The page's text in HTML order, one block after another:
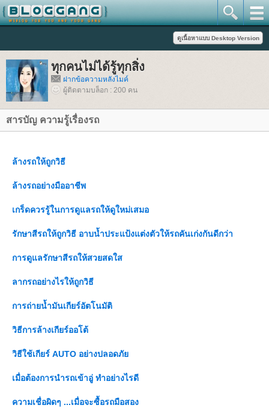
ทุกคนไม่ได้รู้ทุกสิ่ง
ฝากข้อความหลังไมค์
ผู้ติดตามบล็อก : 200 คน
สารบัญ ความรู้เรื่องรถ
ล้างรถให้ถูกวิธี
ล้างรถอย่างมืออาชีพ
เกร็ดควรรู้ในการดูแลรถให้ดูใหม่เสมอ
รักษาสีรถให้ถูกวิธี อาบน้ำประแป้งแต่งตัวให้รถคันเก่งกันดีกว่า
การดูแลรักษาสีรถให้สวยสดใส
ลากรถอย่างไรให้ถูกวิธี
การถ่ายน้ำมันเกียร์อัตโนมัติ
วิธีการล้างเกียร์ออโต้
วิธีใช้เกียร์ AUTO อย่างปลอดภั
เมื่อต้องการนำรถเข้าอู่ ทำอย่างไรดี
ความเชื่อผิดๆ ...เมื่อจะซื้อรถมือสอง